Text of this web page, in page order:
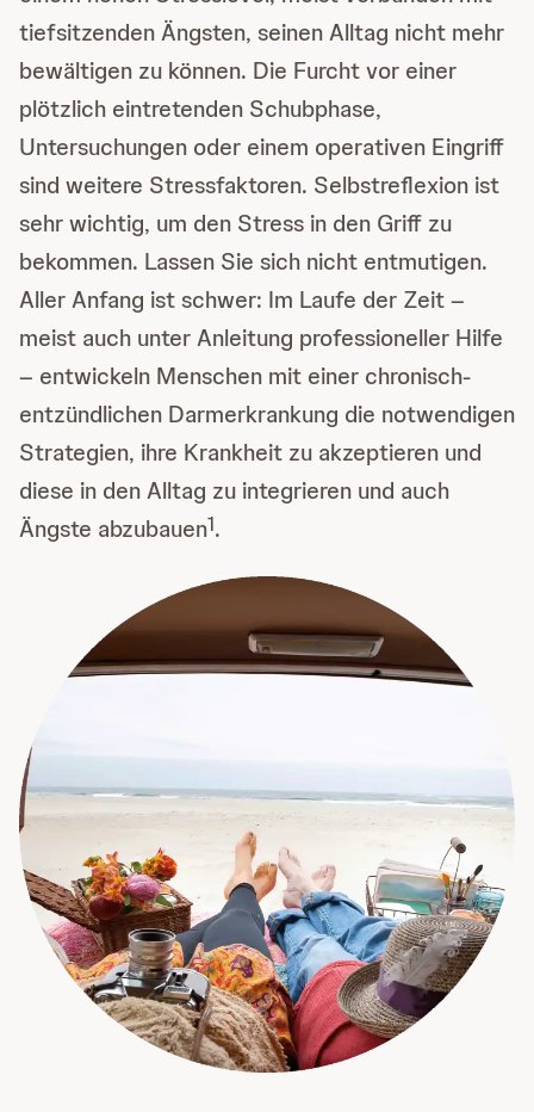
tiefsitzenden Ängsten, seinen Alltag nicht mehr
bewältigen zu können. Die Furcht vor einer
plötzlich eintretenden Schubphase,
Untersuchungen oder einem operativen Eingriff
sind weitere Stressfaktoren. Selbstreflexion ist
sehr wichtig, um den Stress in den Griff zu
bekommen. Lassen Sie sich nicht entmutigen.
Aller Anfang ist schwer: Im Laufe der Zeit –
meist auch unter Anleitung professioneller Hilfe
– entwickeln Menschen mit einer chronisch-
entzündlichen Darmerkrankung die notwendigen
Strategien, ihre Krankheit zu akzeptieren und
diese in den Alltag zu integrieren und auch
Ängste abzubauen1.